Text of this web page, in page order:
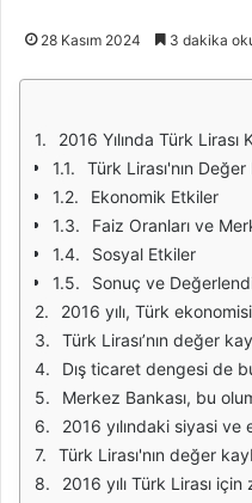
28 Kasım 2024 3 dakika
2016 Yılında Türk
Türk Lirası'nın Değer
Ekonomik Etkiler
Faiz Oranları ve
Sosyal Etkiler
Sonuç ve
2016 yılı, Türk ekonomisi için önemli bir dönüm noktasıydı. O yıl, Türk Lirası'nın değer kaybı, hem iç hem de dış piyasalarda büyük yankı uyandırdı. Dış politikadaki belirsizlikler ve iç siyasi
Türk Lirası’nın değer kaybı, enflasyon oranlarının artmasına yol açtı. Yüksek enflasyon, hanehalklarının alım gücünü azalttı ve yaşam standartlarını olumsuz etkiledi. Gıda ve enerji
Dış ticaret dengesi de bu süreçten olumsuz etkilendi. Türk Lirası’nın değer kaybetmesi, ithalat maliyetlerini artırdı. Ülke, enerji ve hammadde gibi kritik kalemleri büyük ölçüde ithal ettiğinden,
Merkez Bankası, bu olumsuz gelişmelere karşı çeşitli önlemler almaya çalıştı. Faiz oranlarını artırarak enflasyonu kontrol altına almaya ve döviz kurlarındaki
2016 yılındaki siyasi ve ekonomik belirsizlikler, yabancı yatırımcıların Türkiye’ye olan ilgisini azalttı. Ülkede yaşanan olaylar, yatırımcı güvenini sarstı ve
Türk Lirası'nın değer kaybı, turizm sektörünü de etkiledi. Düşük döviz kuru, yabancı turistler için Türkiye'yi cazip hale getirirken, yerli turistlerin yurtdışına
2016 yılı Türk Lirası için zorlu bir yıl oldu. Ekonomik dalgalanmalar, enflasyon, işsizlik ve dış ticaret dengesi gibi birçok alanda olumsuz etkilere yol açtı.